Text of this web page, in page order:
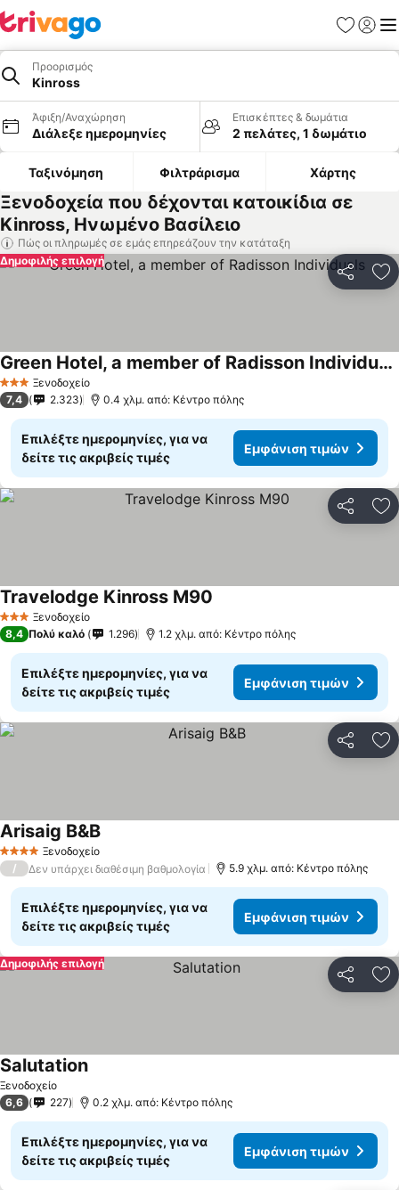
Προορισμός
Kinross
Άφιξη/Αναχώρηση
Διάλεξε ημερομηνίες
Επισκέπτες & δωμάτια
2 πελάτες, 1 δωμάτιο
Ταξινόμηση Φιλτράρισμα Χάρτης
Ξενοδοχεία που δέχονται κατοικίδια σε
Kinross, Ηνωμένο Βασίλειο
Πώς οι πληρωμές σε εμάς επηρεάζουν την κατάταξη
Δημοφιλής επιλογή
3 ΑστέριαΞενοδοχείο
Green Hotel, a member of Radisson Individuals
7,4 2.323 0.4 χλμ. από: Κέντρο πόλης
Επιλέξτε ημερομηνίες, για να
δείτε τις ακριβείς τιμές
Εμφάνιση τιμών
3 ΑστέριαΞενοδοχείο
Travelodge Kinross M90
8,4 Πολύ καλό 1.296 1.2 χλμ. από: Κέντρο πόλης
Επιλέξτε ημερομηνίες, για να
δείτε τις ακριβείς τιμές
Εμφάνιση τιμών
4 ΑστέριαΞενοδοχείο
Arisaig B&B
/ Δεν υπάρχει διαθέσιμη βαθμολογία 5.9 χλμ. από: Κέντρο πόλης
Επιλέξτε ημερομηνίες, για να
δείτε τις ακριβείς τιμές
Εμφάνιση τιμών
Δημοφιλής επιλογή
Ξενοδοχείο
Salutation
6,6 227 0.2 χλμ. από: Κέντρο πόλης
Επιλέξτε ημερομηνίες, για να
δείτε τις ακριβείς τιμές
Εμφάνιση τιμών